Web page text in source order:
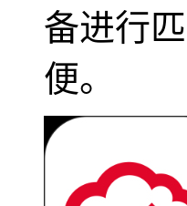
备进行
便。